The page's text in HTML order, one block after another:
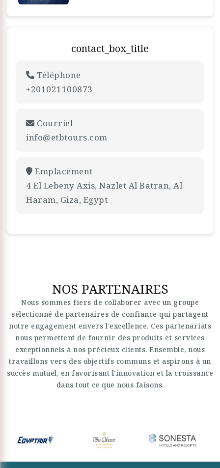
contact_box_title
Téléphone
+201021100873
Courriel
info@etbtours.com
Emplacement
4 El Lebeny Axis, Nazlet Al Batran, Al
Haram, Giza, Egypt
NOS PARTENAIRES
Nous sommes fiers de collaborer avec un groupe
sélectionné de partenaires de confiance qui partagent
notre engagement envers l'excellence. Ces partenariats
nous permettent de fournir des produits et services
exceptionnels à nos précieux clients. Ensemble, nous
travaillons vers des objectifs communs et aspirons à un
succès mutuel, en favorisant l'innovation et la croissance
dans tout ce que nous faisons.